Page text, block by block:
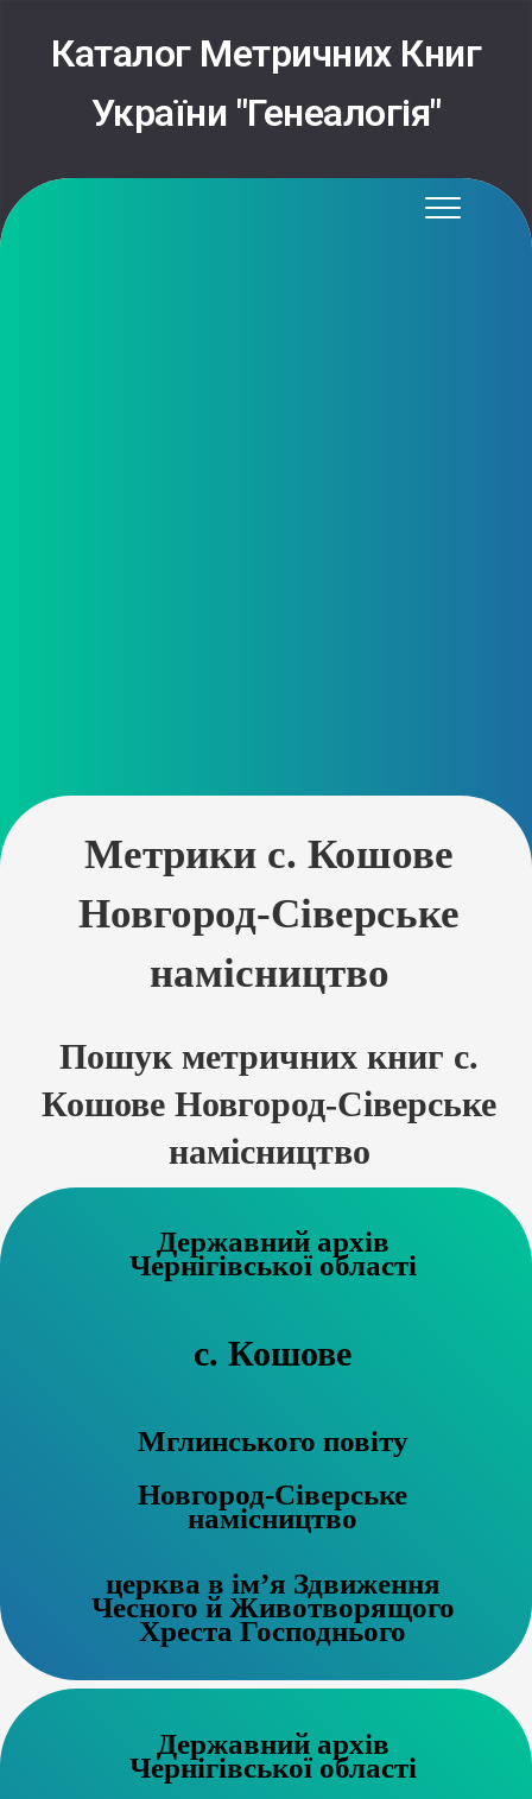
Каталог Метричних Книг
України "Генеалогія"
Метрики с. Кошове
Новгород-Сіверське
намісництво
Пошук метричних книг с.
Кошове Новгород-Сіверське
намісництво
Державний архів
Чернігівської області
с. Кошове
Мглинського повіту
Новгород-Сіверське
намісництво
церква в ім’я Здвиження
Чесного й Животворящого
Хреста Господнього
Державний архів
Чернігівської області